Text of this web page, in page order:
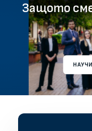
Защото